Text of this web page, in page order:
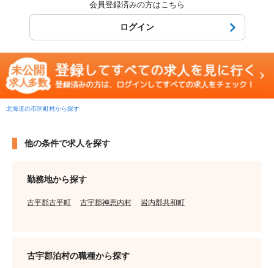
会員登録済みの方はこちら
ログイン
北海道の市区町村から探す
他の条件で求人を探す
勤務地から探す
古平郡古平町 古宇郡神恵内村 岩内郡共和町
古宇郡泊村の職種から探す